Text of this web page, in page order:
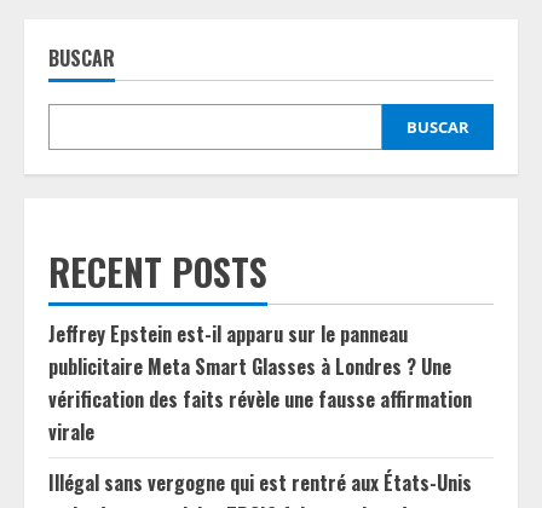
BUSCAR
BUSCAR
RECENT POSTS
Jeffrey Epstein est-il apparu sur le panneau
publicitaire Meta Smart Glasses à Londres ? Une
vérification des faits révèle une fausse affirmation
virale
Illégal sans vergogne qui est rentré aux États-Unis